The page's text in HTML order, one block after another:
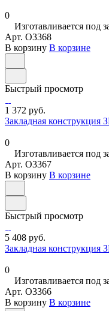
0
Изготавливается под
Арт. O3368
В корзину В корзине
Быстрый просмотр
1 372 руб.
Закладная конструкция
0
Изготавливается под
Арт. O3367
В корзину В корзине
Быстрый просмотр
5 408 руб.
Закладная конструкция
0
Изготавливается под
Арт. O3366
В корзину В корзине